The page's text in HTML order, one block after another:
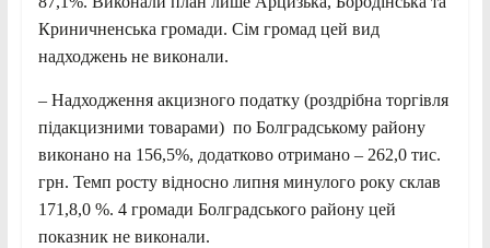
Криничненська громади. Сім громад цей вид
надходжень не виконали.
– Надходження акцизного податку (роздрібна торгівля
підакцизними товарами) по Болградському району
виконано на 156,5%, додатково отримано – 262,0 тис.
грн. Темп росту відносно липня минулого року склав
171,8,0 %. 4 громади Болградського району цей
показник не виконали.